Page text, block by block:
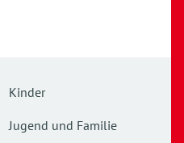
Kinder
Jugend und Familie